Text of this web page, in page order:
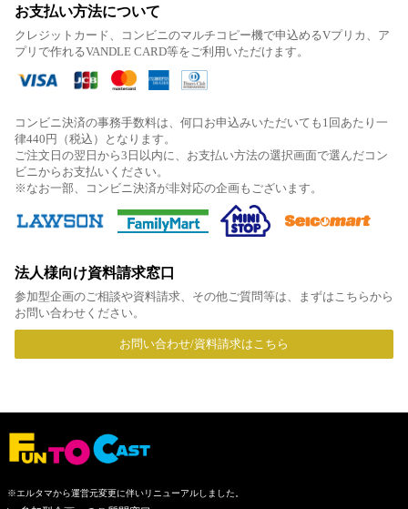
お支払い方法について
クレジットカード、コンビニのマルチコピー機で申込めるVプリカ、ア
プリで作れるVANDLE CARD等をご利用いただけます。
コンビニ決済の事務手数料は、何口お申込みいただいても1回あたり一
律440円（税込）となります。
ご注文日の翌日から3日以内に、お支払い方法の選択画面で選んだコン
ビニからお支払いください。
※なお一部、コンビニ決済が非対応の企画もございます。
法人様向け資料請求窓口
参加型企画のご相談や資料請求、その他ご質問等は、まずはこちらから
お問い合わせください。
お問い合わせ/資料請求はこちら
※エルタマから運営元変更に伴いリニューアルしました。